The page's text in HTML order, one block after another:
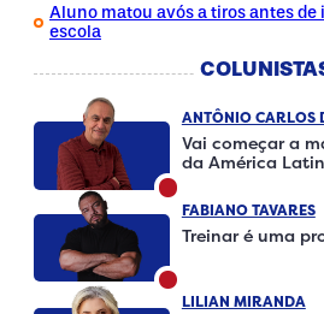
Aluno matou avós a tiros antes
escola
ANTÔNIO CARLOS
Vai começar a
da América
FABIANO TAVARES
Treinar é uma
LILIAN MIRANDA